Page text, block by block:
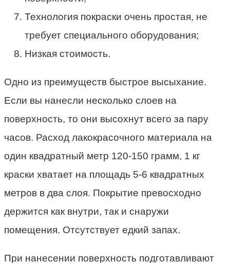
Технология покраски очень простая, не
требует специального оборудования;
Низкая стоимость.
Одно из преимуществ быстрое высыхание.
Если вы нанесли несколько слоев на
поверхность, то они высохнут всего за пару
часов. Расход лакокрасочного материала на
один квадратный метр 120-150 грамм, 1 кг
краски хватает на площадь 5-6 квадратных
метров в два слоя. Покрытие превосходно
держится как внутри, так и снаружи
помещения. Отсутствует едкий запах.
При нанесении поверхность подготавливают